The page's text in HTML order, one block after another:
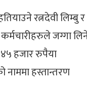
रत्नदेवी लिम्बु र
जग्गा
हजार रुपैया
नाममा हस्तान्तरण